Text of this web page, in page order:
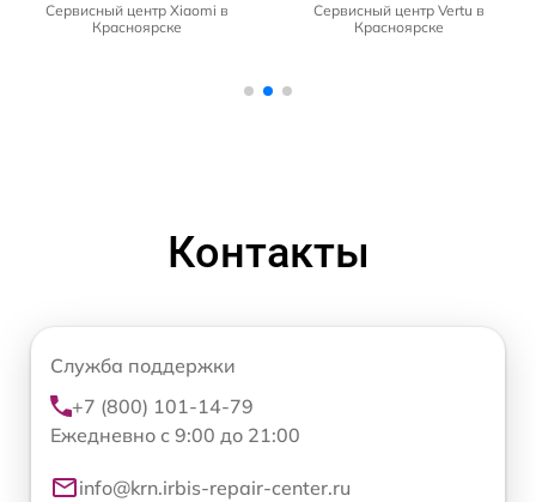
Сервисный центр Xiaomi в
Красноярске
Сервисный центр Vertu в
Красноярске
Контакты
Служба поддержки
+7 (800) 101-14-79
Ежедневно с 9:00 до 21:00
info@krn.irbis-repair-center.ru